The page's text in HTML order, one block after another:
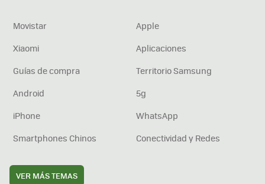
Movistar
Apple
Xiaomi
Aplicaciones
Guías de compra
Territorio Samsung
Android
5g
iPhone
WhatsApp
Smartphones Chinos
Conectividad y Redes
VER MÁS TEMAS